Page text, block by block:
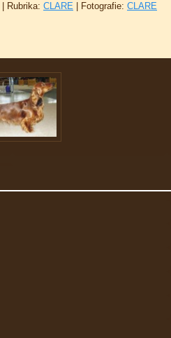
Rubrika: CLARE Fotografie: CLARE